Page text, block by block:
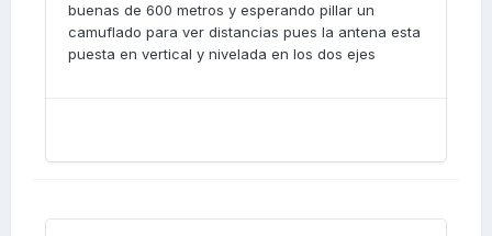
buenas de 600 metros y esperando pillar un
camuflado para ver distancias pues la antena esta
puesta en vertical y nivelada en los dos ejes